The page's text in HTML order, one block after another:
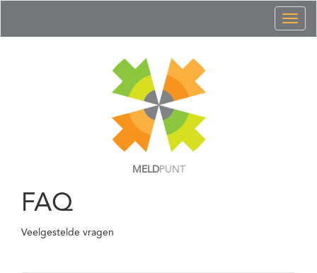
MELDPUNT
FAQ
Veelgestelde vragen